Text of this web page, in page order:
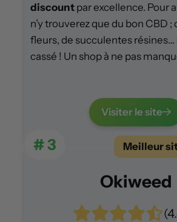
discount par excellence. Pour
n’y trouverez que du bon CBD ;
fleurs, de succulentes résines…
cassé ! Un shop à ne pas
Visiter le site
# 3 Meilleur
Okiweed